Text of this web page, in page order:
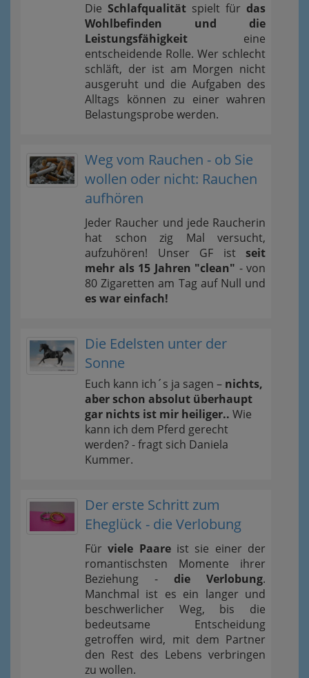
Die Schlafqualität spielt für das
Wohlbefinden und die
Leistungsfähigkeit eine
entscheidende Rolle. Wer schlecht
schläft, der ist am Morgen nicht
ausgeruht und die Aufgaben des
Alltags können zu einer wahren
Belastungsprobe werden.
Weg vom Rauchen - ob Sie
wollen oder nicht: Rauchen
aufhören
Jeder Raucher und jede Raucherin
hat schon zig Mal versucht,
aufzuhören! Unser GF ist seit
mehr als 15 Jahren "clean" - von
80 Zigaretten am Tag auf Null und
es war einfach!
Die Edelsten unter der
Sonne
Euch kann ich´s ja sagen – nichts,
aber schon absolut überhaupt
gar nichts ist mir heiliger.. Wie
kann ich dem Pferd gerecht
werden? - fragt sich Daniela
Kummer.
Der erste Schritt zum
Eheglück - die Verlobung
Fürviele Paareist sie einer der
romantischsten Momente ihrer
Beziehung - die Verlobung.
Manchmal ist es ein langer und
beschwerlicher Weg, bis die
bedeutsame Entscheidung
getroffen wird, mit dem Partner
den Rest des Lebens verbringen
zu wollen.